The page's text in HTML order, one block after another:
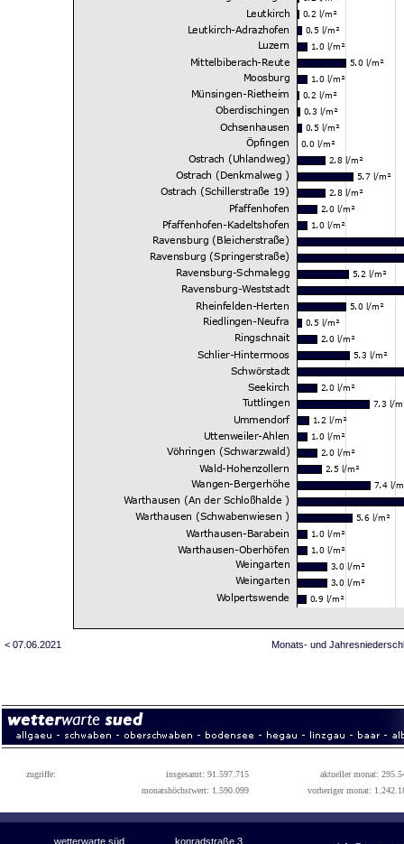
< 07.06.2021 Monats- und
zugriffe: insgesamt: 91.597.715
aktueller monat:
monatshöchstwert: 1.590.099
vorheriger monat:
wetterwarte süd konradstraße 3